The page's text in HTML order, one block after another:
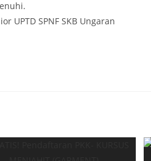
UPTD SPNF SKB Ungaran